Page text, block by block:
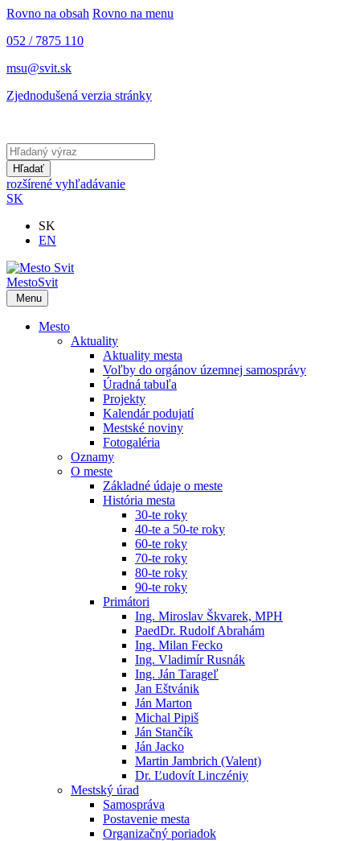
Rovno na obsah Rovno na menu
052 / 7875 110
msu@svit.sk
Zjednodušená verzia stránky
Hľadať
rozšírené vyhľadávanie
SK
SK
EN
MestoSvit
Menu
Mesto
Aktuality
Aktuality mesta
Voľby do orgánov územnej samosprávy
Úradná tabuľa
Projekty
Kalendár podujatí
Mestské noviny
Fotogaléria
Oznamy
O meste
Základné údaje o meste
História mesta
30-te roky
40-te a 50-te roky
60-te roky
70-te roky
80-te roky
90-te roky
Primátori
Ing. Miroslav Škvarek, MPH
PaedDr. Rudolf Abrahám
Ing. Milan Fecko
Ing. Vladimír Rusnák
Ing. Ján Tarageľ
Jan Eštvánik
Ján Marton
Michal Pipiš
Ján Stančík
Ján Jacko
Martin Jambrich (Valent)
Dr. Ľudovít Linczéniy
Mestský úrad
Samospráva
Postavenie mesta
Organizačný poriadok